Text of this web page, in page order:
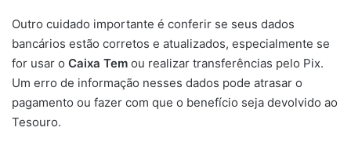
Outro cuidado importante é conferir se seus dados
bancários estão corretos e atualizados, especialmente se
for usar o Caixa Tem ou realizar transferências pelo Pix.
Um erro de informação nesses dados pode atrasar o
pagamento ou fazer com que o benefício seja devolvido ao
Tesouro.